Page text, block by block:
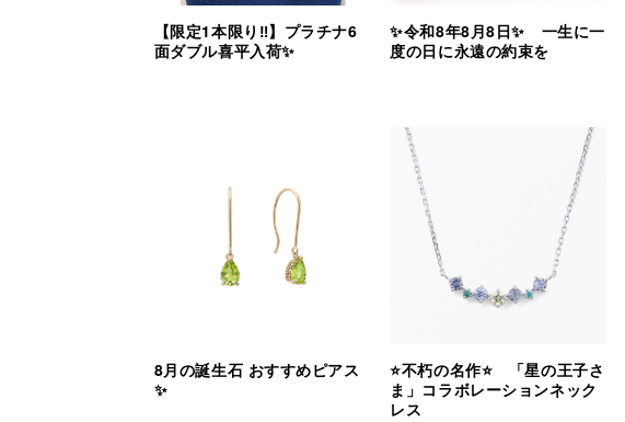
【限定1本限り‼︎】プラチナ6
面ダブル喜平入荷✨
✨令和8年8月8日✨ 一生に一
度の日に永遠の約束を
8月の誕生石 おすすめピアス
✨
⭐️不朽の名作⭐️ 「星の王子さ
ま」コラボレーションネック
レス